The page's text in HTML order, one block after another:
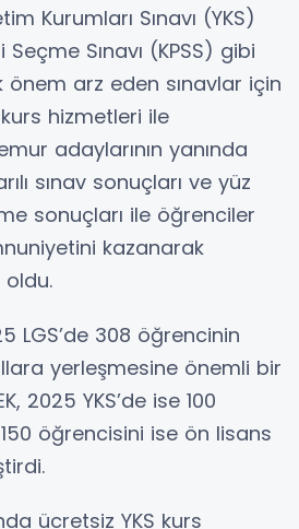
Kurumları Sınavı (YKS)
Sınavı (KPSS) gibi
arz eden sınavlar için
hizmetleri ile
adaylarının yanında
sınav sonuçları ve yüz
sonuçları ile öğrenciler
kazanarak
oldu.
LGS’de 308 öğrencinin
yerleşmesine önemli bir
2025 YKS’de ise 100
öğrencisini ise ön lisans
ücretsiz YKS kurs